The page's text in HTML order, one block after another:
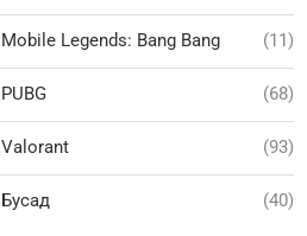
Mobile Legends: Bang Bang (11)
PUBG (68)
Valorant (93)
Бусад (40)